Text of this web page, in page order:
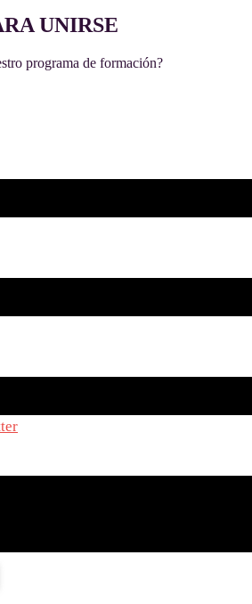
UNIRSE
programa de formación?